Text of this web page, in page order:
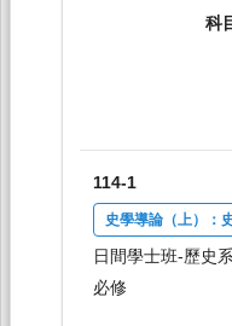
科
114-1
史學導論（上）：
日間學士班-歷史
必修